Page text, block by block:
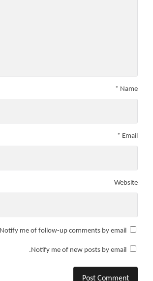
Name
*
Email
*
Website
Notify me of follow-up comments by email.
Notify me of new posts by email.